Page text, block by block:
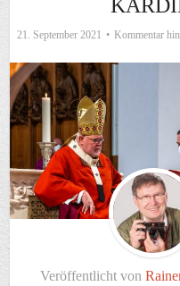
21. September 2021 Kommentar
Veröffentlicht von